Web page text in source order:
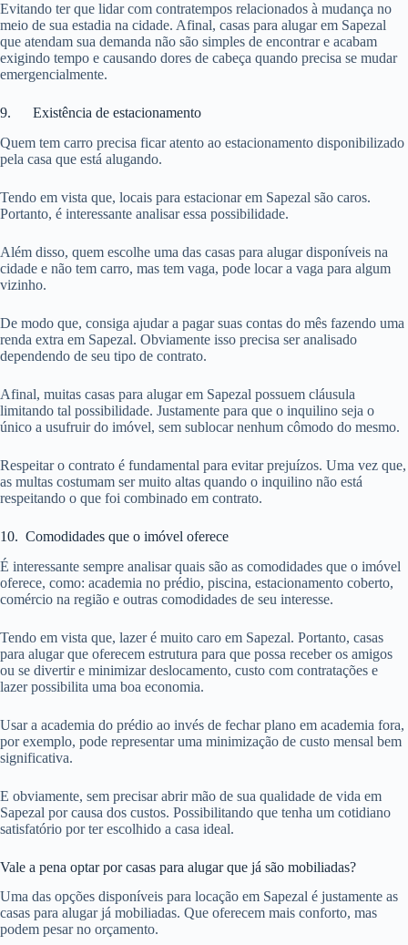
Evitando ter que lidar com contratempos relacionados à mudança no
meio de sua estadia na cidade. Afinal, casas para alugar em Sapezal
que atendam sua demanda não são simples de encontrar e acabam
exigindo tempo e causando dores de cabeça quando precisa se mudar
emergencialmente.
9. Existência de estacionamento
Quem tem carro precisa ficar atento ao estacionamento disponibilizado
pela casa que está alugando.
Tendo em vista que, locais para estacionar em Sapezal são caros.
Portanto, é interessante analisar essa possibilidade.
Além disso, quem escolhe uma das casas para alugar disponíveis na
cidade e não tem carro, mas tem vaga, pode locar a vaga para algum
vizinho.
De modo que, consiga ajudar a pagar suas contas do mês fazendo uma
renda extra em Sapezal. Obviamente isso precisa ser analisado
dependendo de seu tipo de contrato.
Afinal, muitas casas para alugar em Sapezal possuem cláusula
limitando tal possibilidade. Justamente para que o inquilino seja o
único a usufruir do imóvel, sem sublocar nenhum cômodo do mesmo.
Respeitar o contrato é fundamental para evitar prejuízos. Uma vez que,
as multas costumam ser muito altas quando o inquilino não está
respeitando o que foi combinado em contrato.
10. Comodidades que o imóvel oferece
É interessante sempre analisar quais são as comodidades que o imóvel
oferece, como: academia no prédio, piscina, estacionamento coberto,
comércio na região e outras comodidades de seu interesse.
Tendo em vista que, lazer é muito caro em Sapezal. Portanto, casas
para alugar que oferecem estrutura para que possa receber os amigos
ou se divertir e minimizar deslocamento, custo com contratações e
lazer possibilita uma boa economia.
Usar a academia do prédio ao invés de fechar plano em academia fora,
por exemplo, pode representar uma minimização de custo mensal bem
significativa.
E obviamente, sem precisar abrir mão de sua qualidade de vida em
Sapezal por causa dos custos. Possibilitando que tenha um cotidiano
satisfatório por ter escolhido a casa ideal.
Vale a pena optar por casas para alugar que já são mobiliadas?
Uma das opções disponíveis para locação em Sapezal é justamente as
casas para alugar já mobiliadas. Que oferecem mais conforto, mas
podem pesar no orçamento.